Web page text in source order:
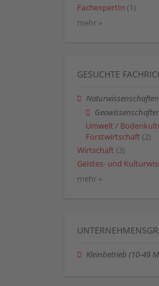
FachexpertIn (1)
mehr »
GESUCHTE
Naturwissenschaften
Umwelt /
Forstwirtschaft (2)
Wirtschaft (3)
Geistes- und
mehr »
Kleinbetrieb (10-49